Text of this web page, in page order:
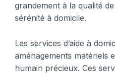
grandement à la qualité
sérénité à domicile.
Les services d’aide à
aménagements matériels
humain précieux. Ces